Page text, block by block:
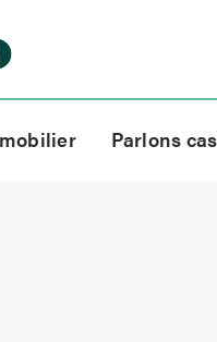
Parlons